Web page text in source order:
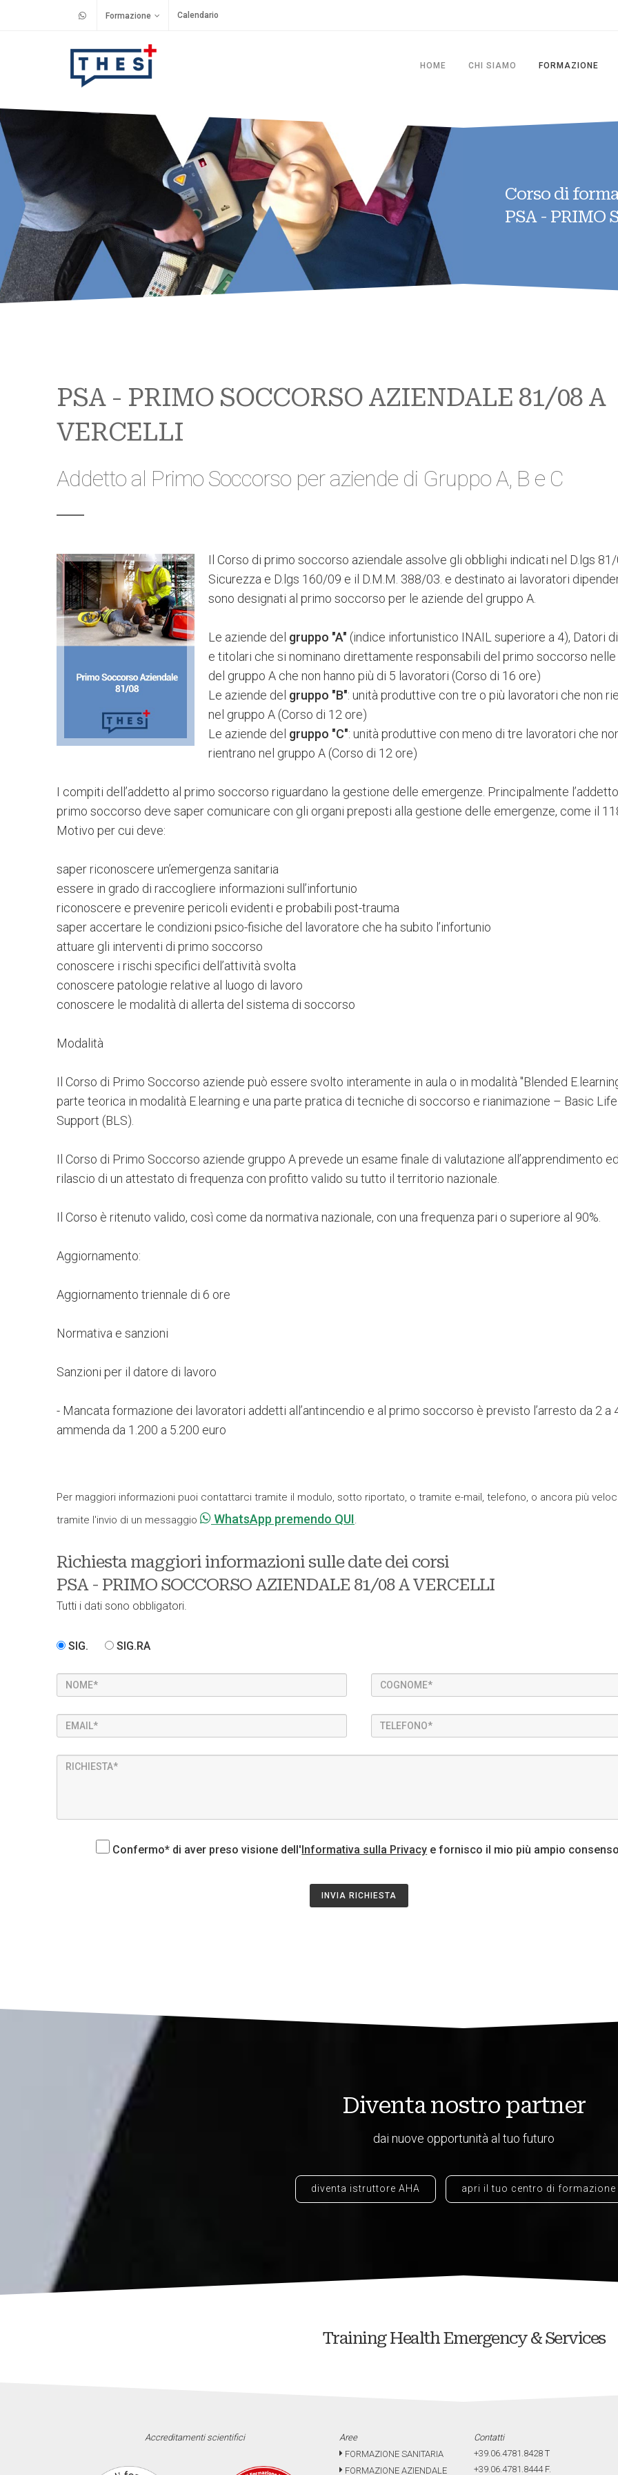
Formazione Calendario
HOME CHI SIAMO FORMAZIONE
Corso di
PSA - PRIMO
PSA - PRIMO SOCCORSO AZIENDALE 81/08 A
VERCELLI
Addetto al Primo Soccorso per aziende di Gruppo A, B e C
Il Corso di primo soccorso aziendale assolve gli obblighi indicati nel D.lgs 81/
Sicurezza e D.lgs 160/09 e il D.M.M. 388/03. e destinato ai lavoratori
sono designati al primo soccorso per le aziende del gruppo A.
Le aziende del gruppo "A" (indice infortunistico INAIL superiore a 4), Datori
e titolari che si nominano direttamente responsabili del primo soccorso
del gruppo A che non hanno più di 5 lavoratori (Corso di 16 ore)
Le aziende del gruppo "B": unità produttive con tre o più lavoratori che non
nel gruppo A (Corso di 12 ore)
Le aziende del gruppo "C": unità produttive con meno di tre lavoratori che
rientrano nel gruppo A (Corso di 12 ore)
I compiti dell’addetto al primo soccorso riguardano la gestione delle emergenze. Principalmente
primo soccorso deve saper comunicare con gli organi preposti alla gestione delle emergenze, come il
Motivo per cui deve:
saper riconoscere un’emergenza sanitaria
essere in grado di raccogliere informazioni sull’infortunio
riconoscere e prevenire pericoli evidenti e probabili post-trauma
saper accertare le condizioni psico-fisiche del lavoratore che ha subito l’infortunio
attuare gli interventi di primo soccorso
conoscere i rischi specifici dell’attività svolta
conoscere patologie relative al luogo di lavoro
conoscere le modalità di allerta del sistema di soccorso
Modalità
Il Corso di Primo Soccorso aziende può essere svolto interamente in aula o in modalità "Blended
parte teorica in modalità E.learning e una parte pratica di tecniche di soccorso e rianimazione – Basic Life
Support (BLS).
Il Corso di Primo Soccorso aziende gruppo A prevede un esame finale di valutazione all’apprendimento
rilascio di un attestato di frequenza con profitto valido su tutto il territorio nazionale.
Il Corso è ritenuto valido, così come da normativa nazionale, con una frequenza pari o superiore al 90%.
Aggiornamento:
Aggiornamento triennale di 6 ore
Normativa e sanzioni
Sanzioni per il datore di lavoro
- Mancata formazione dei lavoratori addetti all’antincendio e al primo soccorso è previsto l’arresto da 2 a
ammenda da 1.200 a 5.200 euro
Per maggiori informazioni puoi contattarci tramite il modulo, sotto riportato, o tramite e-mail, telefono, o ancora più
tramite l'invio di un messaggio
WhatsApp premendo QUI.
Richiesta maggiori informazioni sulle date dei corsi
PSA - PRIMO SOCCORSO AZIENDALE 81/08 A VERCELLI
Tutti i dati sono obbligatori.
SIG. SIG.RA
Confermo* di aver preso visione dell'Informativa sulla Privacy e fornisco il mio più ampio
INVIA RICHIESTA
Diventa nostro partner
dai nuove opportunità al tuo futuro
diventa istruttore AHA apri il tuo centro di formazione
Training Health Emergency & Services
Accreditamenti scientifici
Aree
FORMAZIONE SANITARIA
FORMAZIONE AZIENDALE
Contatti
+39.06.4781.8428 T
+39.06.4781.8444F.